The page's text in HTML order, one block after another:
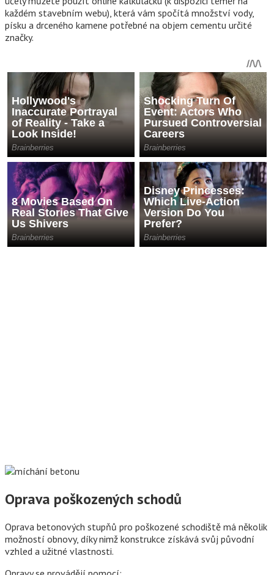
každém stavebním webu), která vám spočítá množství vody,
písku a drceného kamene potřebné na objem cementu určité
značky.
Oprava poškozených schodů
Oprava betonových stupňů pro poškozené schodiště má několik
možností obnovy, díky nimž konstrukce získává svůj původní
vzhled a užitné vlastnosti.